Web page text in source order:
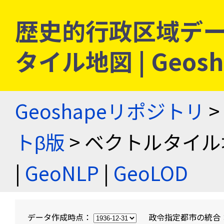
歴史的行政区域デ
タイル地図 |
Geoshapeリポジトリ >
トβ版 > ベクトルタイ
| GeoNLP | GeoLOD
データ作成時点： 政令指定都市の統